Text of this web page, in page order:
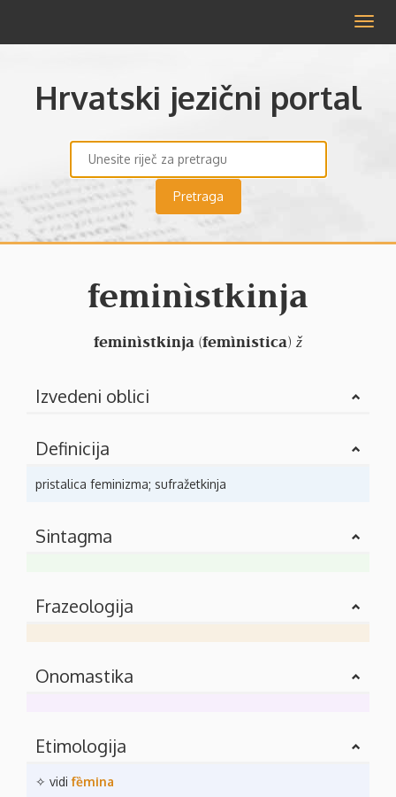
Hrvatski jezični portal
feminìstkinja
feminìstkinja (femìnistica) ž
Izvedeni oblici
Definicija
pristalica feminizma; sufražetkinja
Sintagma
Frazeologija
Onomastika
Etimologija
✧ vidi fȅmina